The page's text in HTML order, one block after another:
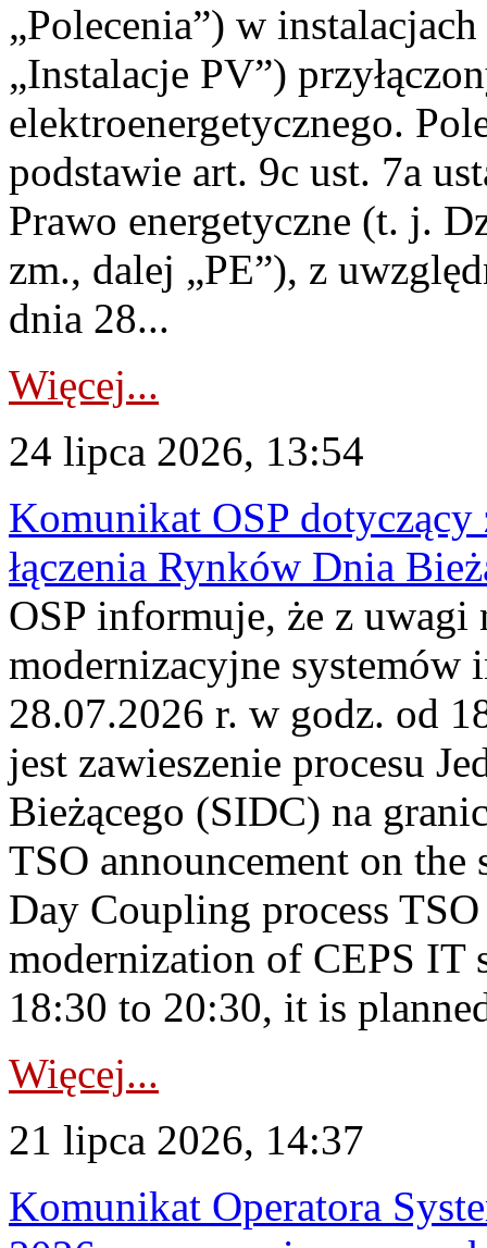
„Polecenia”) w
„Instalacje PV”)
elektroenergetycznego.
podstawie art. 9c ust. 7a
Prawo energetyczne (t. j.
zm., dalej „PE”), z
dnia 28...
Więcej...
24 lipca 2026, 13:54
Komunikat OSP dotyczący
łączenia Rynków Dnia
OSP informuje, że z uwagi
modernizacyjne
28.07.2026 r. w godz. od
jest zawieszenie procesu
Bieżącego (SIDC) na
TSO announcement on
Day Coupling process
modernization of CEPS IT
18:30 to 20:30, it is
Więcej...
21 lipca 2026, 14:37
Komunikat Operatora